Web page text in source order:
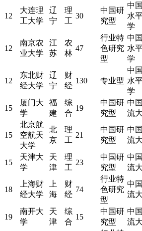
12
大连理
工大学
辽
宁
理
工
30
中国研
究型
中
水
学
12
南京农
业大学
江
苏
农
林
47
行业特
色研究
型
中
水
学
12
东北财
经大学
辽
宁
财
经
130 专业型
中
水
学
15
厦门大
学
福
建
综
合
19
中国研
究型
中
流
15
北京航
空航天
大学
北
京
理
工
21
中国研
究型
中
流
15
天津大
学
天
津
理
工
23
中国研
究型
中
流
18
上海财
经大学
上
海
财
经
74
行业特
色研究
型
中
流
19
南开大
学
天
津
综
合
15
中国研
究型
中
流